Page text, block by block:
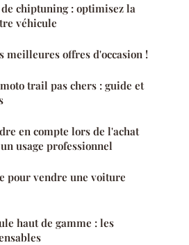
chiptuning : optimisez la
véhicule
meilleures offres d'occasion !
trail pas chers : guide et
en compte lors de l'achat
usage professionnel
pour vendre une voiture
haut de gamme : les